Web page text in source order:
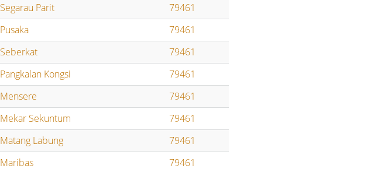
Segarau Parit
79461
Pusaka
79461
Seberkat
79461
Pangkalan Kongsi
79461
Mensere
79461
Mekar Sekuntum
79461
Matang Labung
79461
Maribas 79461